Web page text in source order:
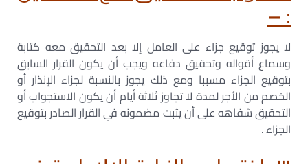
: –
لا يجوز توقيع جزاء على العامل إلا بعد التحقيق معه كتابة
وسماع أقواله وتحقيق دفاعه ويجب أن يكون القرار السابق
بتوقيع الجزاء مسببا ومع ذلك يجوز بالنسبة لجزاء الإنذار أو
الخصم من الأجر لمدة لا تجاوز ثلاثة أيام أن يكون الاستجواب أو
التحقيق شفاھه على أن يثبت مضمونه في القرار الصادر بتوقيع
الجزاء .